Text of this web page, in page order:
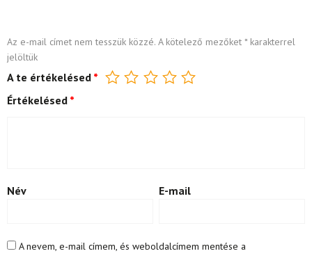
Az e-mail címet nem tesszük közzé. A kötelező mezőket *karakterrel
jelöltük
A te értékelésed *
Értékelésed *
Név E-mail
A nevem, e-mail címem, és weboldalcímem mentése a